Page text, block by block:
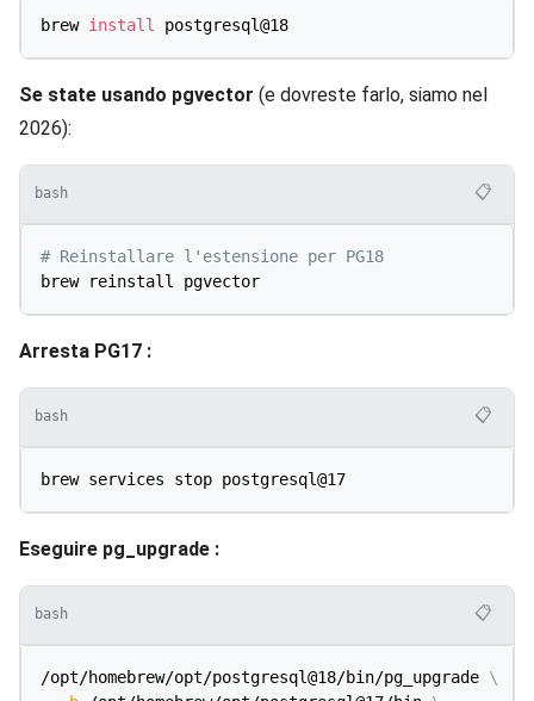
brew install
Se state usando pgvector (e dovreste farlo, siamo nel
2026):
bash 📋
# Reinstallare l'estensione per PG18
Arresta PG17 :
bash 📋
Eseguire pg_upgrade :
bash 📋
/opt/homebrew/opt/postgresql@18/bin/pg_upgrade \